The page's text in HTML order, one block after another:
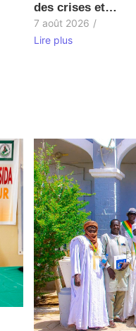
des crises et…
7 août 2026 /
Lire plus